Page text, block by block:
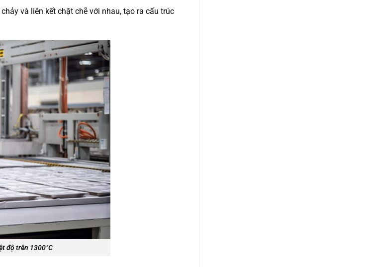
và liên kết chặt chẽ với nhau, tạo ra cấu trúc
độ trên 1300°C